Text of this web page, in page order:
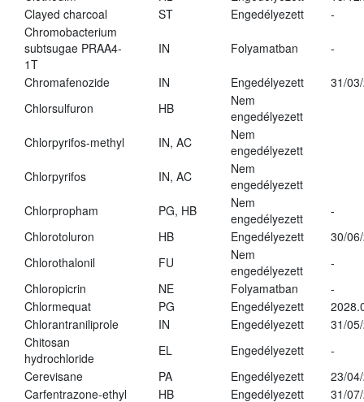
Clayed charcoal
ST Engedélyezett
-
Chromobacterium
subtsugae PRAA4-
1T
IN Folyamatban -
Chromafenozide IN Engedélyezett
31/
Chlorsulfuron
HB
Nem
engedélyezett
Chlorpyrifos-methyl
IN, AC
Nem
engedélyezett
Chlorpyrifos
IN, AC
Nem
engedélyezett
Chlorpropham
PG, HB
Nem
engedélyezett
-
Chlorotoluron
HB Engedélyezett
30/
Chlorothalonil
FU
Nem
engedélyezett
-
Chloropicrin
NE Folyamatban
-
Chlormequat
PG Engedélyezett
Chlorantraniliprole
IN Engedélyezett
31/
Chitosan
hydrochloride
EL Engedélyezett
-
Cerevisane
PA Engedélyezett
23/
Carfentrazone-ethyl
HB Engedélyezett
31/